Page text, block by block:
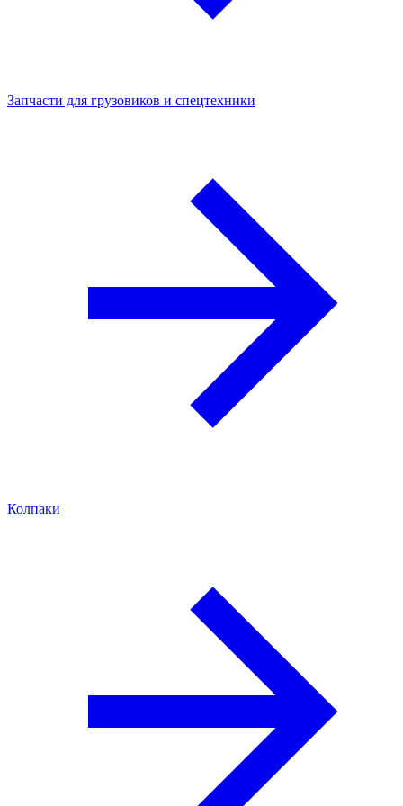
Запчасти для грузовиков и спецтехники
Колпаки